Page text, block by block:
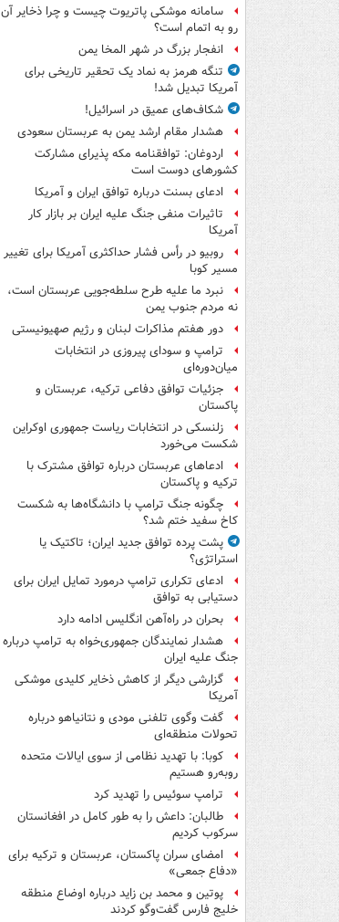
سامانه موشکی پاتریوت چیست و چرا ذخایر آن
رو به اتمام است؟
انفجار بزرگ در شهر المخا یمن
تنگه هرمز به نماد یک تحقیر تاریخی برای
آمریکا تبدیل شد!
شکاف‌های عمیق در اسرائیل!
هشدار مقام ارشد یمن به عربستان سعودی
اردوغان: توافقنامه مکه پذیرای مشارکت
کشورهای دوست است
ادعای بسنت درباره توافق ایران و آمریکا
تاثیرات منفی جنگ علیه ایران بر بازار کار
آمریکا
روبیو در رأس فشار حداکثری آمریکا برای تغییر
مسیر کوبا
نبرد ما علیه طرح سلطه‌جویی عربستان است،
نه مردم جنوب یمن
دور هفتم مذاکرات لبنان و رژیم صهیونیستی
ترامپ و سودای پیروزی در انتخابات
میان‌دوره‌ای
جزئیات توافق دفاعی ترکیه، عربستان و
پاکستان
زلنسکی در انتخابات ریاست جمهوری اوکراین
شکست می‌خورد
ادعاهای عربستان درباره توافق مشترک با
ترکیه و پاکستان
چگونه جنگ ترامپ با دانشگاه‌ها به شکست
کاخ سفید ختم شد؟
پشت پرده توافق جدید ایران؛ تاکتیک یا
استراتژی؟
ادعای تکراری ترامپ درمورد تمایل ایران برای
دستیابی به توافق
بحران در راه‌آهن انگلیس ادامه دارد
هشدار نمایندگان جمهوری‌خواه به ترامپ درباره
جنگ علیه ایران
گزارشی دیگر از کاهش ذخایر کلیدی موشکی
آمریکا
گفت وگوی تلفنی مودی و نتانیاهو درباره
تحولات منطقه‌ای
کوبا: با تهدید نظامی از سوی ایالات متحده
روبه‌رو هستیم
ترامپ سوئیس را تهدید کرد
طالبان: داعش را به طور کامل در افغانستان
سرکوب کردیم
امضای سران پاکستان، عربستان و ترکیه برای
«دفاع جمعی»
پوتین و محمد بن زاید درباره اوضاع منطقه
خلیج فارس گفت‌وگو کردند